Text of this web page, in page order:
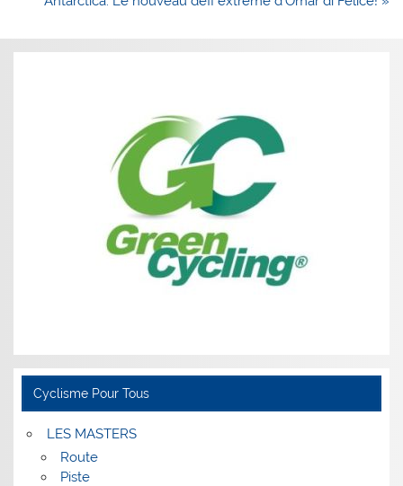
Cyclisme Pour Tous
LES MASTERS
Route
Piste